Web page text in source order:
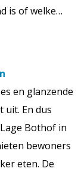
is of welke…
en glanzende
uit. En dus
Bothof in
bewoners
eten. De